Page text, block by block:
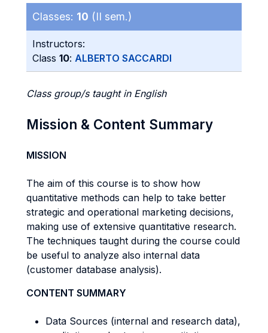
Classes: 10 (II sem.)
Instructors:
Class 10: ALBERTO SACCARDI
Class group/s taught in English
Mission & Content Summary
MISSION
The aim of this course is to show how
quantitative methods can help to take better
strategic and operational marketing decisions,
making use of extensive quantitative research.
The techniques taught during the course could
be useful to analyze also internal data
(customer database analysis).
CONTENT SUMMARY
Data Sources (internal and research data),